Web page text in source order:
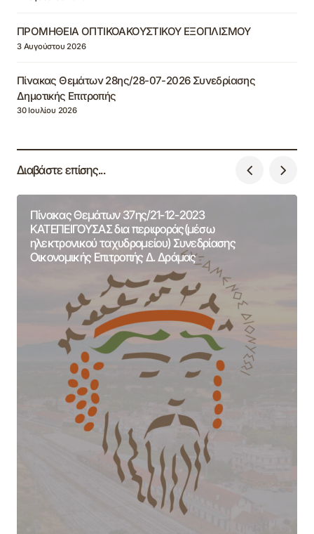
ΠΡΟΜΗΘΕΙΑ ΟΠΤΙΚΟΑΚΟΥΣΤΙΚΟΥ ΕΞΟΠΛΙΣΜΟΥ
3 Αυγούστου 2026
Πίνακας Θεμάτων 28ης/28-07-2026 Συνεδρίασης
Δημοτικής Επιτροπής
30 Ιουλίου 2026
Διαβάστε επίσης...
Πίνακας Θεμάτων 37ης/21-12-2023
ΚΑΤΕΠΕΙΓΟΥΣΑΣ δια περιφοράς(μέσω
ηλεκτρονικού ταχυδρομείου) Συνεδρίασης
Οικονομικής Επιτροπής Δ. Δράμας